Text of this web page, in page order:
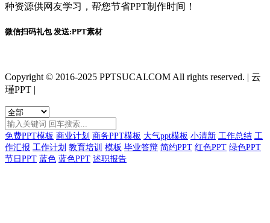
种资源供网友学习，帮您节省PPT制作时间！
微信扫码礼包 发送:PPT素材
Copyright © 2016-2025 PPTSUCAI.COM All rights reserved. | 云
瑾PPT |
免费PPT模板 商业计划 商务PPT模板 大气ppt模板 小清新 工作总结 工
作汇报 工作计划 教育培训 模板 毕业答辩 简约PPT 红色PPT 绿色PPT
节日PPT 蓝色 蓝色PPT 述职报告